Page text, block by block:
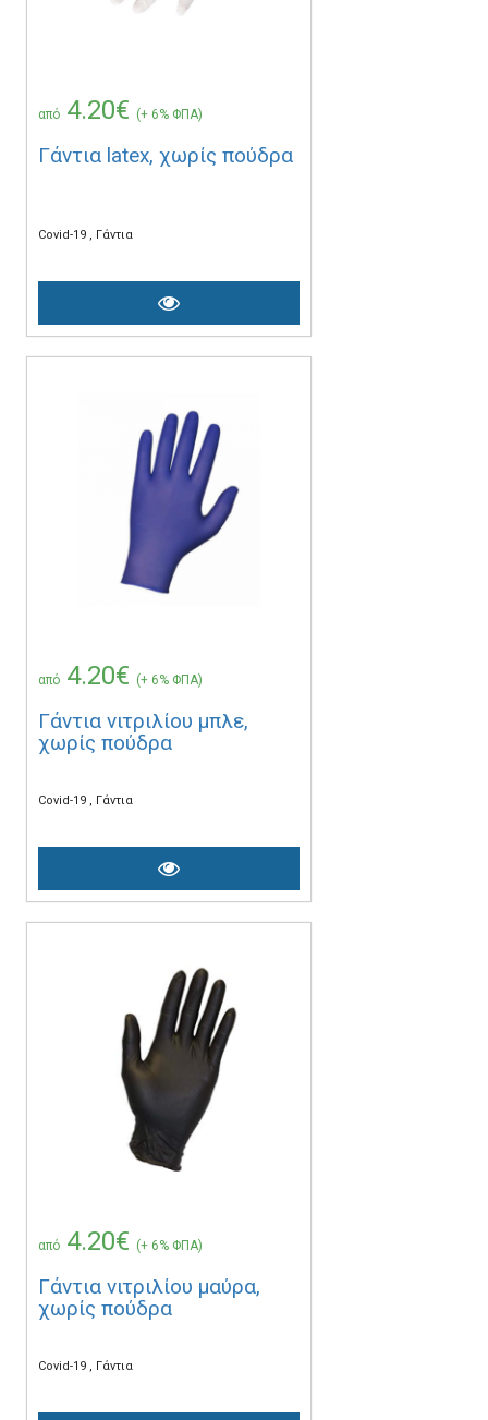
από 4.20€ (+ 6% ΦΠΑ)
Γάντια latex, χωρίς πούδρα
Covid-19 Γάντια
από 4.20€ (+ 6% ΦΠΑ)
Γάντια νιτριλίου μπλε,
χωρίς πούδρα
Covid-19 Γάντια
από 4.20€ (+ 6% ΦΠΑ)
Γάντια νιτριλίου μαύρα,
χωρίς πούδρα
Covid-19 Γάντια